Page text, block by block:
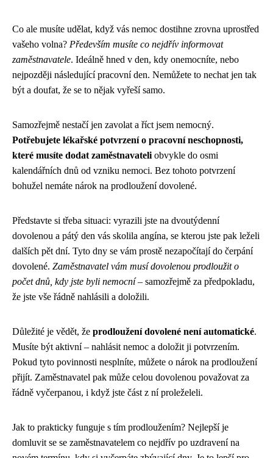
Co ale musíte udělat, když vás nemoc dostihne zrovna uprostřed
vašeho volna? Především musíte co nejdřív informovat
zaměstnavatele. Ideálně hned v den, kdy onemocníte, nebo
nejpozději následující pracovní den. Nemůžete to nechat jen tak
být a doufat, že se to nějak vyřeší samo.
Samozřejmě nestačí jen zavolat a říct jsem nemocný.
Potřebujete lékařské potvrzení o pracovní neschopnosti,
které musíte dodat zaměstnavateli obvykle do osmi
kalendářních dnů od vzniku nemoci. Bez tohoto potvrzení
bohužel nemáte nárok na prodloužení dovolené.
Představte si třeba situaci: vyrazili jste na dvoutýdenní
dovolenou a pátý den vás skolila angína, se kterou jste pak leželi
dalších pět dní. Tyto dny se vám prostě nezapočítají do čerpání
dovolené. Zaměstnavatel vám musí dovolenou prodloužit o
počet dnů, kdy jste byli nemocní– samozřejmě za předpokladu,
že jste vše řádně nahlásili a doložili.
Důležité je vědět, že prodloužení dovolené není automatické.
Musíte být aktivní – nahlásit nemoc a doložit ji potvrzením.
Pokud tyto povinnosti nesplníte, můžete o nárok na prodloužení
přijít. Zaměstnavatel pak může celou dovolenou považovat za
řádně vyčerpanou, i když jste část z ní proleželeli.
Jak to prakticky funguje s tím prodloužením? Nejlepší je
domluvit se se zaměstnavatelem co nejdřív po uzdravení na